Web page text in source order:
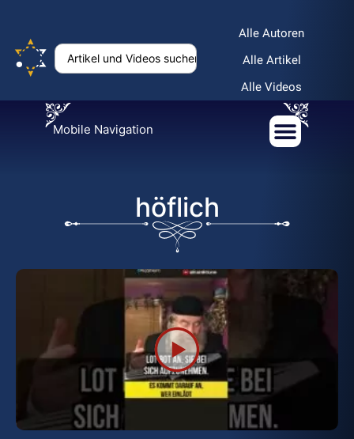
Alle Autoren
Alle Artikel
Alle Videos
Mobile Navigation
höflich